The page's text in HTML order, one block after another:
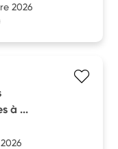
2026
à ...